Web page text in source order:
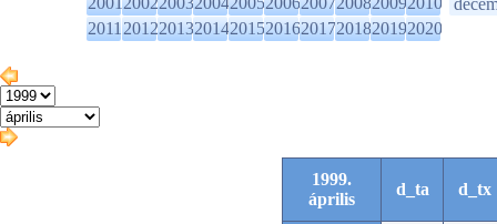
2011201220132014201520162017201820192020
1999.
április
d_ta d_tx